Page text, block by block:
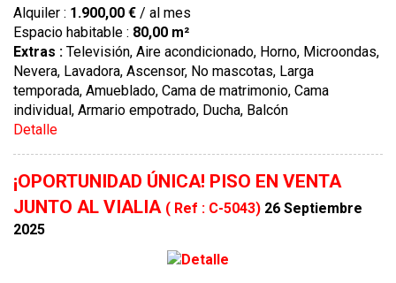
Alquiler : 1.900,00 € / al mes
Espacio habitable : 80,00 m²
Extras : Televisión, Aire acondicionado, Horno, Microondas,
Nevera, Lavadora, Ascensor, No mascotas, Larga
temporada, Amueblado, Cama de matrimonio, Cama
individual, Armario empotrado, Ducha, Balcón
Detalle
¡OPORTUNIDAD ÚNICA! PISO EN VENTA
JUNTO AL VIALIA ( Ref : C-5043) 26 Septiembre
2025